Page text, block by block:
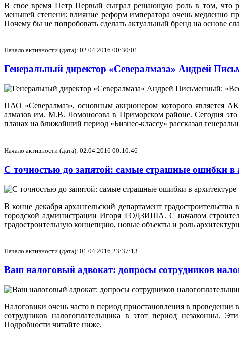
В свое время Петр Первый сыграл решающую роль в том, что
меньшей степени: влияние реформ императора очень медленно
Почему бы не попробовать сделать актуальный бренд на основе
Начало активности (дата): 02.04.2016 00:30:01
Генеральный директор «Севералмаза» Андрей
ПАО «Севералмаз», основным акционером которого является
алмазов им. М.В. Ломоносова в Приморском районе. Сегодня
планах на ближайший период «Бизнес-классу» рассказал
Начало активности (дата): 02.04.2016 00:10:46
С точностью до запятой: самые страшные ошибки в
В конце декабря архангельский департамент
городской администрации Игоря ГОДЗИША. С началом
градостроительную концепцию, новые объекты и роль
Начало активности (дата): 01.04.2016 23:37:13
Ваш налоговый адвокат: допросы сотрудников
Налоговики очень часто в период приостановления в
сотрудников налогоплательщика в этот период незаконны.
Подробности читайте ниже.